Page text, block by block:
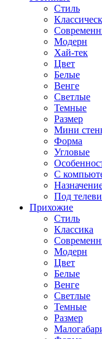
Стиль
Модерн
Хай-тек
Цвет
Белые
Венге
Светлые
Темные
Размер
Мини
Форма
Угловые
С
Под
Прихожие
Стиль
Классика
Модерн
Цвет
Белые
Венге
Светлые
Темные
Размер